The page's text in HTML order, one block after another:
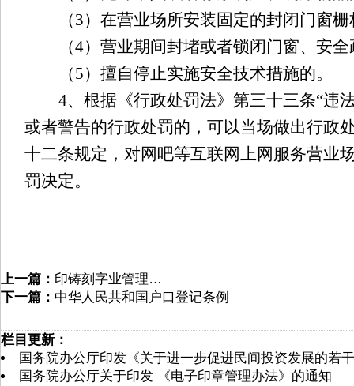
（3）在营业场所安装固定的封闭门窗栅
（4）营业期间封堵或者锁闭门窗、安
（5）擅自停止实施安全技术措施的。
4、根据《行政处罚法》第三十三条“违
或者警告的行政处罚的，可以当场做出行政
十二条规定，对网吧等互联网上网服务营业
罚决定。
上一篇： 印铸刻字业管理…
下一篇： 中华人民共和国户口登记条例
栏目更新：
国务院办公厅印发《关于进一步促进民间投资发展的若
国务院办公厅关于印发 《电子印章管理办法》的通知